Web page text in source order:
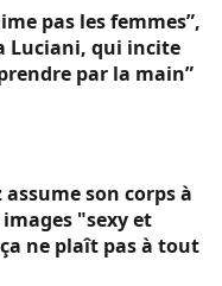
pas les femmes”,
Luciani, qui incite
par la main”
assume son corps à
images "sexy et
ne plaît pas à tout